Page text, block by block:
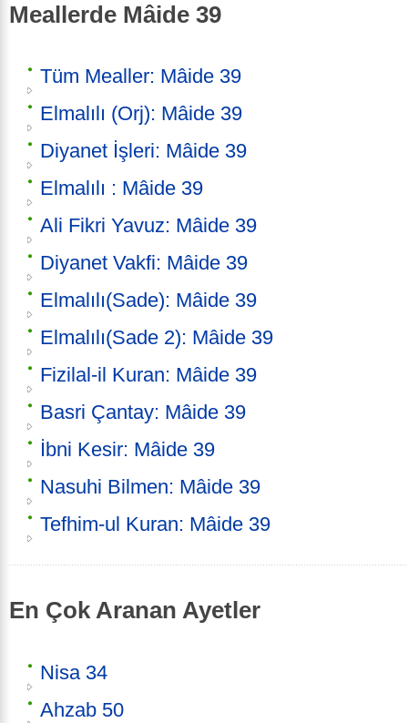
Meallerde Mâide 39
Tüm Mealler: Mâide 39
Elmalılı (Orj): Mâide 39
Diyanet İşleri: Mâide 39
Elmalılı : Mâide 39
Ali Fikri Yavuz: Mâide 39
Diyanet Vakfi: Mâide 39
Elmalılı(Sade): Mâide 39
Elmalılı(Sade 2): Mâide 39
Fizilal-il Kuran: Mâide 39
Basri Çantay: Mâide 39
İbni Kesir: Mâide 39
Nasuhi Bilmen: Mâide 39
Tefhim-ul Kuran: Mâide 39
En Çok Aranan Ayetler
Nisa 34
Ahzab 50